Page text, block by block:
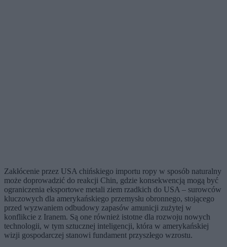
Zakłócenie przez USA chińskiego importu ropy w sposób naturalny
może doprowadzić do reakcji Chin, gdzie konsekwencją mogą być
ograniczenia eksportowe metali ziem rzadkich do USA – surowców
kluczowych dla amerykańskiego przemysłu obronnego, stojącego
przed wyzwaniem odbudowy zapasów amunicji zużytej w
konflikcie z Iranem. Są one również istotne dla rozwoju nowych
technologii, w tym sztucznej inteligencji, która w amerykańskiej
wizji gospodarczej stanowi fundament przyszłego wzrostu.